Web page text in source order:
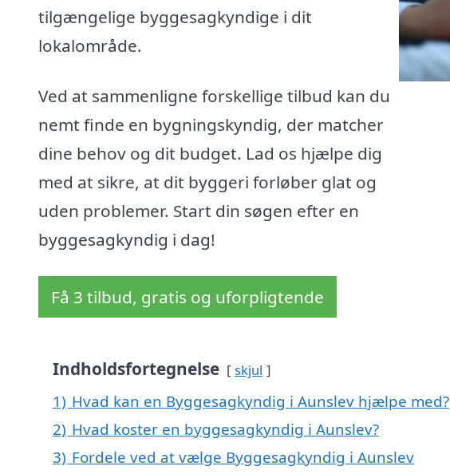
tilgængelige byggesagkyndige i dit
lokalområde.
Ved at sammenligne forskellige tilbud kan du
nemt finde en bygningskyndig, der matcher
dine behov og dit budget. Lad os hjælpe dig
med at sikre, at dit byggeri forløber glat og
uden problemer. Start din søgen efter en
byggesagkyndig i dag!
Få 3 tilbud, gratis og uforpligtende
Indholdsfortegnelse skjul
1) Hvad kan en Byggesagkyndig i Aunslev hjælpe med?
2) Hvad koster en byggesagkyndig i Aunslev?
3) Fordele ved at vælge Byggesagkyndig i Aunslev